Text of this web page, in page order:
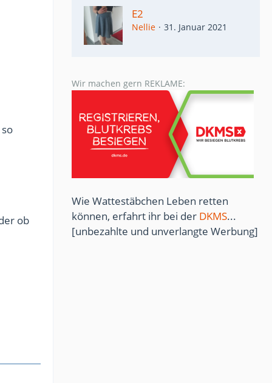
ob
E2
Nellie 31. Januar 2021
Wir machen gern REKLAME:
Wie Wattestäbchen Leben retten
können, erfahrt ihr bei der DKMS...
[unbezahlte und unverlangte Werbung]